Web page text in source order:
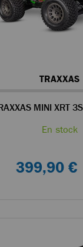
TRAXXAS
En stock
399,90 €